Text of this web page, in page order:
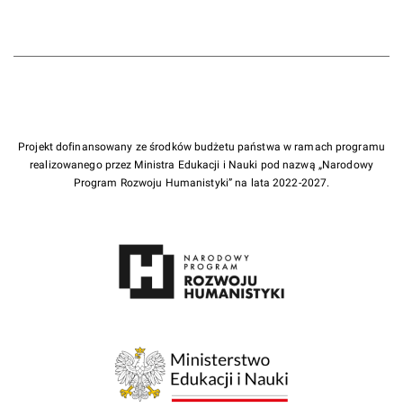
Projekt dofinansowany ze środków budżetu państwa w ramach programu
realizowanego przez Ministra Edukacji i Nauki pod nazwą „Narodowy
Program Rozwoju Humanistyki” na lata 2022-2027.